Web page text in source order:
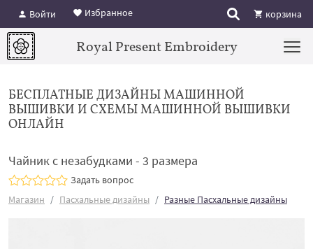
Войти Избранное корзина
Royal Present Embroidery
БЕСПЛАТНЫЕ ДИЗАЙНЫ МАШИННОЙ
ВЫШИВКИ И СХЕМЫ МАШИННОЙ ВЫШИВКИ
ОНЛАЙН
Чайник с незабудками - 3 размера
Задать вопрос
Магазин
Пасхальные дизайны Разные Пасхальные дизайны